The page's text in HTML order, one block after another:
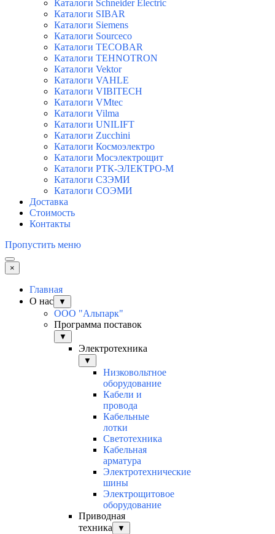
Каталоги Schneider Electric
Каталоги SIBAR
Каталоги Siemens
Каталоги Sourceco
Каталоги TECOBAR
Каталоги TEHNOTRON
Каталоги Vektor
Каталоги VAHLE
Каталоги VIBITECH
Каталоги VMtec
Каталоги Vilma
Каталоги UNILIFT
Каталоги Zucchini
Каталоги Космоэлектро
Каталоги Мосэлектрощит
Каталоги РТК-ЭЛЕКТРО-М
Каталоги СЗЭМИ
Каталоги СОЭМИ
Доставка
Стоимость
Контакты
Пропустить меню
×
Главная
О нас
▼
ООО "Альпарк"
Программа поставок
▼
Электротехника
▼
Низковольтное
оборудование
Кабели и
провода
Кабельные
лотки
Светотехника
Кабельная
арматура
Электротехнические
шины
Электрощитовое
оборудование
Приводная
техника
▼